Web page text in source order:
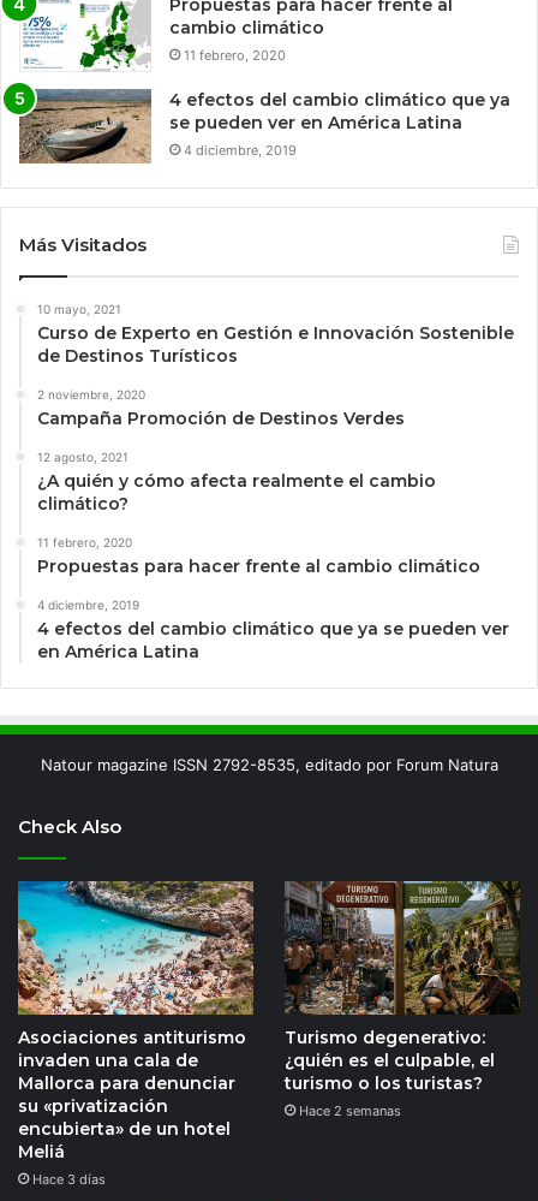
Propuestas para hacer frente al
cambio climático
11 febrero, 2020
4 efectos del cambio climático que ya
se pueden ver en América Latina
4 diciembre, 2019
Más Visitados
10 mayo, 2021
Curso de Experto en Gestión e Innovación Sostenible
de Destinos Turísticos
2 noviembre, 2020
Campaña Promoción de Destinos Verdes
12 agosto, 2021
¿A quién y cómo afecta realmente el cambio
climático?
11 febrero, 2020
Propuestas para hacer frente al cambio climático
4 diciembre, 2019
4 efectos del cambio climático que ya se pueden ver
en América Latina
Natour magazine ISSN 2792-8535, editado por Forum Natura
Check Also
Asociaciones antiturismo
invaden una cala de
Mallorca para denunciar
su «privatización
encubierta» de un hotel
Meliá
Hace 3 días
Turismo degenerativo:
¿quién es el culpable, el
turismo o los turistas?
Hace 2 semanas